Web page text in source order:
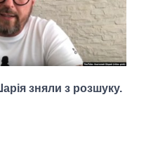
зняли з розшуку.